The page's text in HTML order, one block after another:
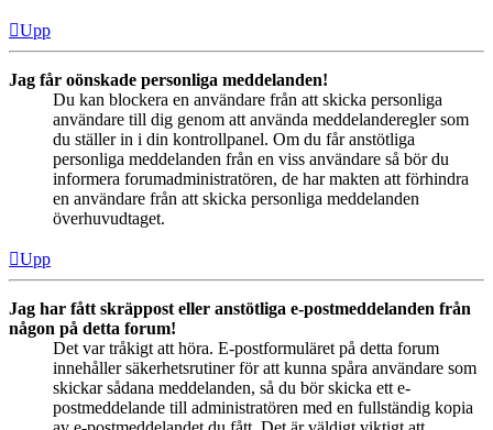
Upp
Jag får oönskade personliga meddelanden!
Du kan blockera en användare från att skicka personliga
användare till dig genom att använda meddelanderegler som
du ställer in i din kontrollpanel. Om du får anstötliga
personliga meddelanden från en viss användare så bör du
informera forumadministratören, de har makten att förhindra
en användare från att skicka personliga meddelanden
överhuvudtaget.
Upp
Jag har fått skräppost eller anstötliga e-postmeddelanden från
någon på detta forum!
Det var tråkigt att höra. E-postformuläret på detta forum
innehåller säkerhetsrutiner för att kunna spåra användare som
skickar sådana meddelanden, så du bör skicka ett e-
postmeddelande till administratören med en fullständig kopia